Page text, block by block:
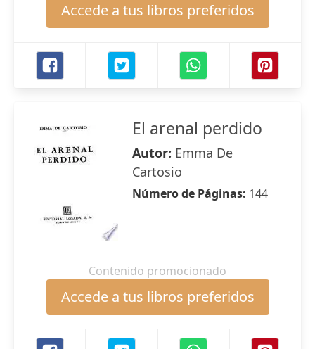
Accede a tus libros preferidos
El arenal perdido
Autor: Emma De
Cartosio
Número de Páginas: 144
Contenido promocionado
Accede a tus libros preferidos